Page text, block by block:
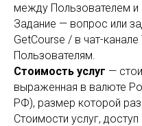
между Пользователем и
Задание — вопрос или
GetCourse / в чат-
Пользователям.
Стоимость услуг —
выраженная в валюте
РФ), размер которой
Стоимости услуг,